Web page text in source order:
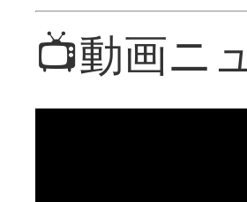
📺動画ニ